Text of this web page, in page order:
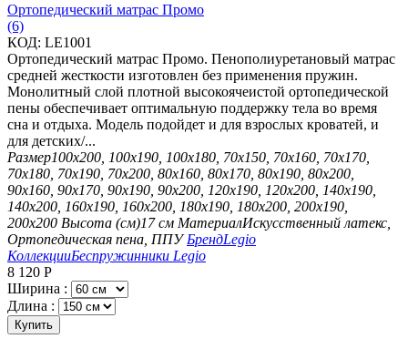
Ортопедический матрас Промо
(6)
КОД: LE1001
Ортопедический матрас Промо. Пенополиуретановый матрас
средней жесткости изготовлен без применения пружин.
Монолитный слой плотной высокоячеистой ортопедической
пены обеспечивает оптимальную поддержку тела во время
сна и отдыха. Модель подойдет и для взрослых кроватей, и
для детских/...
Размер100х200, 100х190, 100х180, 70х150, 70х160, 70х170,
70х180, 70х190, 70х200, 80х160, 80х170, 80х190, 80х200,
90х160, 90х170, 90х190, 90х200, 120х190, 120х200, 140х190,
140х200, 160х190, 160х200, 180х190, 180х200, 200х190,
200х200 Высота (см)17 см МатериалИскусственный латекс,
Ортопедическая пена, ППУ БрендLegio
КоллекцииБеспружинники Legio
8 120 Р
Ширина :
Длина :
Купить